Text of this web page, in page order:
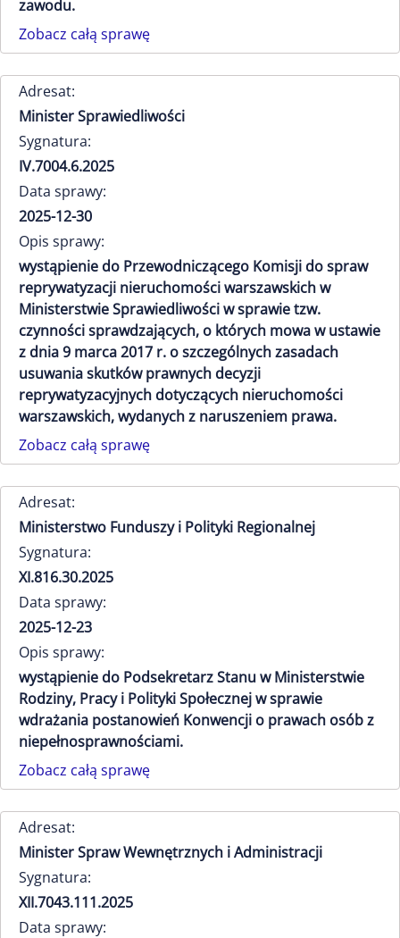
zawodu.
Zobacz całą sprawę
Adresat:
Minister Sprawiedliwości
Sygnatura:
IV.7004.6.2025
Data sprawy:
2025-12-30
Opis sprawy:
wystąpienie do Przewodniczącego Komisji do spraw
reprywatyzacji nieruchomości warszawskich w
Ministerstwie Sprawiedliwości w sprawie tzw.
czynności sprawdzających, o których mowa w ustawie
z dnia 9 marca 2017 r. o szczególnych zasadach
usuwania skutków prawnych decyzji
reprywatyzacyjnych dotyczących nieruchomości
warszawskich, wydanych z naruszeniem prawa.
Zobacz całą sprawę
Adresat:
Ministerstwo Funduszy i Polityki Regionalnej
Sygnatura:
XI.816.30.2025
Data sprawy:
2025-12-23
Opis sprawy:
wystąpienie do Podsekretarz Stanu w Ministerstwie
Rodziny, Pracy i Polityki Społecznej w sprawie
wdrażania postanowień Konwencji o prawach osób z
niepełnosprawnościami.
Zobacz całą sprawę
Adresat:
Minister Spraw Wewnętrznych i Administracji
Sygnatura:
XII.7043.111.2025
Data sprawy: